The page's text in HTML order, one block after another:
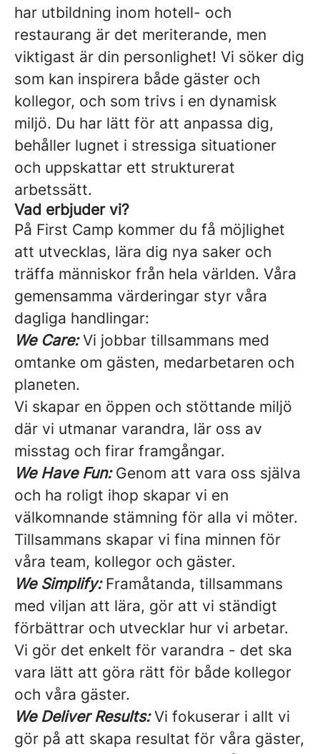
har utbildning inom hotell- och
restaurang är det meriterande, men
viktigast är din personlighet! Vi söker dig
som kan inspirera både gäster och
kollegor, och som trivs i en dynamisk
miljö. Du har lätt för att anpassa dig,
behåller lugnet i stressiga situationer
och uppskattar ett strukturerat
arbetssätt.
Vad erbjuder vi?
På First Camp kommer du få möjlighet
att utvecklas, lära dig nya saker och
träffa människor från hela världen. Våra
gemensamma värderingar styr våra
dagliga handlingar:
We Care:Vi jobbar tillsammans med
omtanke om gästen, medarbetaren och
planeten.
Vi skapar en öppen och stöttande miljö
där vi utmanar varandra, lär oss av
misstag och firar framgångar.
We Have Fun:Genom att vara oss själva
och ha roligt ihop skapar vi en
välkomnande stämning för alla vi möter.
Tillsammans skapar vi fina minnen för
våra team, kollegor och gäster.
We Simplify:Framåtanda, tillsammans
med viljan att lära, gör att vi ständigt
förbättrar och utvecklar hur vi arbetar.
Vi gör det enkelt för varandra - det ska
vara lätt att göra rätt för både kollegor
och våra gäster.
We Deliver Results:Vi fokuserar i allt vi
gör på att skapa resultat för våra gäster,